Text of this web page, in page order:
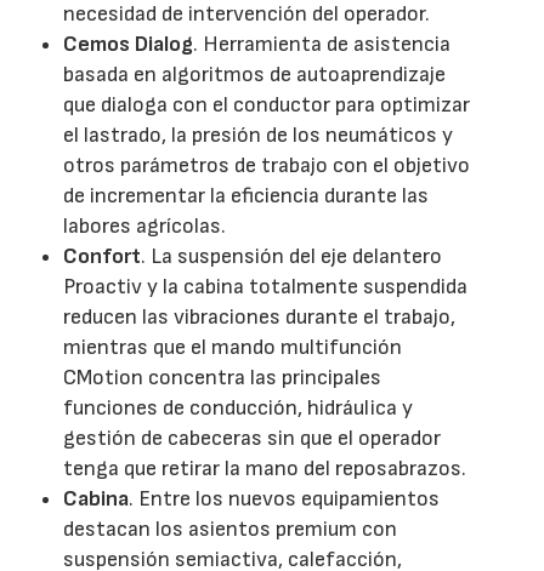
necesidad de intervención del operador.
Cemos Dialog. Herramienta de asistencia
basada en algoritmos de autoaprendizaje
que dialoga con el conductor para optimizar
el lastrado, la presión de los neumáticos y
otros parámetros de trabajo con el objetivo
de incrementar la eficiencia durante las
labores agrícolas.
Confort. La suspensión del eje delantero
Proactiv y la cabina totalmente suspendida
reducen las vibraciones durante el trabajo,
mientras que el mando multifunción
CMotion concentra las principales
funciones de conducción, hidráulica y
gestión de cabeceras sin que el operador
tenga que retirar la mano del reposabrazos.
Cabina. Entre los nuevos equipamientos
destacan los asientos premium con
suspensión semiactiva, calefacción,